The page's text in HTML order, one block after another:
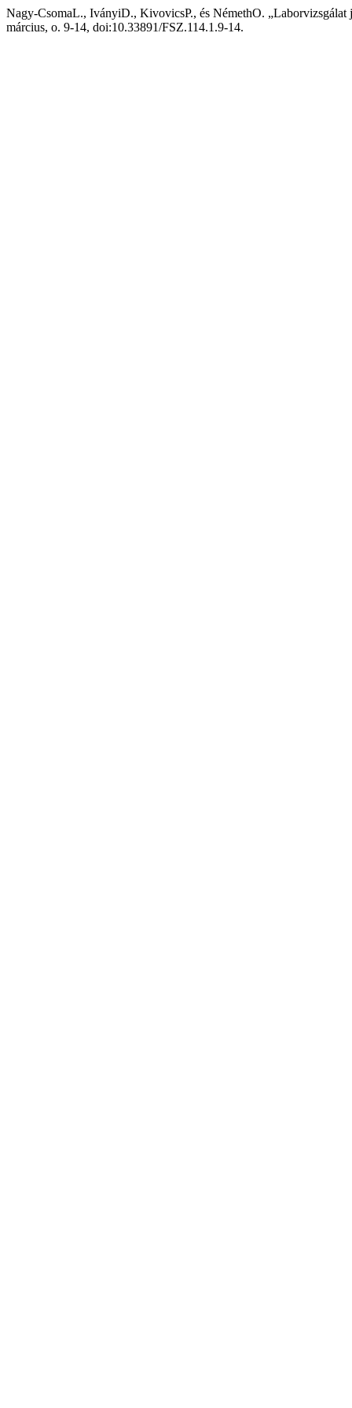
Nagy-CsomaL., IványiD., KivovicsP., és NémethO. „Laborvizsgálat
március, o. 9-14, doi:10.33891/FSZ.114.1.9-14.